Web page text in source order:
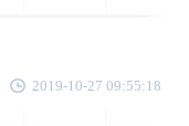
2019-10-27 09:55:18